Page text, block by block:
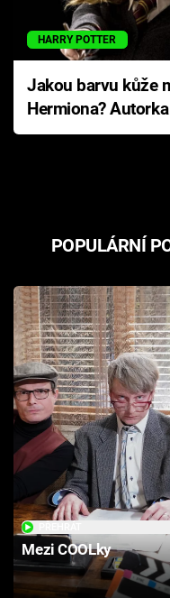
HARRY POTTER
Jakou barvu kůže
Hermiona?
Pottera přišla s
POPULÁRNÍ
Mezi COOLky